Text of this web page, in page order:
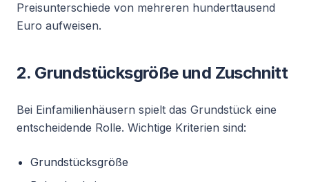
Preisunterschiede von mehreren hunderttausend
Euro aufweisen.
2. Grundstücksgröße und Zuschnitt
Bei Einfamilienhäusern spielt das Grundstück eine
entscheidende Rolle. Wichtige Kriterien sind:
Grundstücksgröße